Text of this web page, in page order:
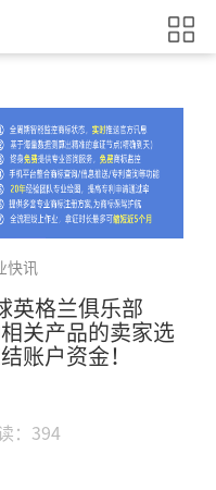
快讯
英格兰俱乐部
关产品的卖家选
账户资金！
：394